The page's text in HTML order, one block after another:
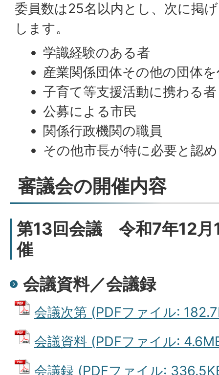
委員数は25名以内とし、次に掲
します。
学識経験のある者
産業関係団体その他の団体
子育て等支援活動に携わる者
公募による市民
関係行政機関の職員
その他市長が特に必要と認
審議会の開催内容
第13回会議 令和7年12月
催
会議資料／会議録
会議次第 (PDFファイル:
会議資料 (PDFファイル:
会議録 (PDFファイル: